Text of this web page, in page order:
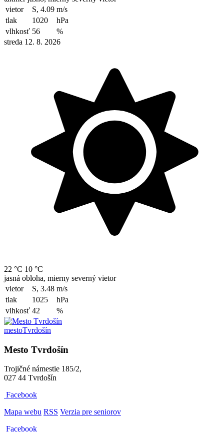
vietor
S, 4.09 m/s
tlak
1020
hPa
vlhkosť 56
%
streda 12. 8. 2026
22 °C 10 °C
jasná obloha, mierny severný vietor
vietor
S, 3.48 m/s
tlak
1025
hPa
vlhkosť 42 %
mestoTvrdošín
Mesto Tvrdošín
Trojičné námestie 185/2,
027 44 Tvrdošín
Facebook
Mapa webu RSS Verzia pre seniorov
Facebook